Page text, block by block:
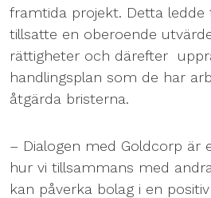
framtida projekt. Detta
tillsatte en oberoende
rättigheter och därefter
handlingsplan som de har
åtgärda bristerna.
– Dialogen med Goldcorp är
hur vi tillsammans med
kan påverka bolag i en